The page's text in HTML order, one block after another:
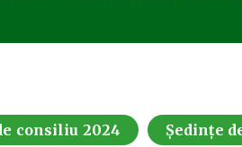
consiliu 2024 Ședințe